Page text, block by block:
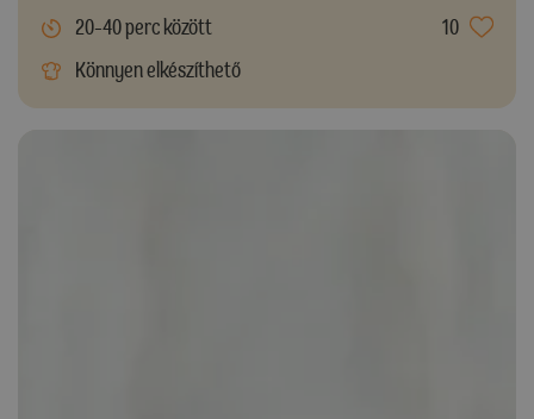
20-40 perc között
10
Könnyen elkészíthető